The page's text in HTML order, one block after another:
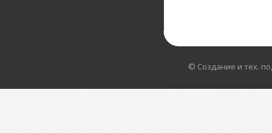
© Создание и тех.